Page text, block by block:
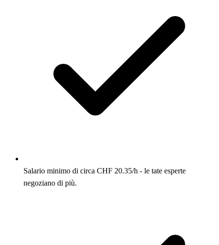
Salario minimo di circa CHF 20.35/h - le tate esperte
negoziano di più.